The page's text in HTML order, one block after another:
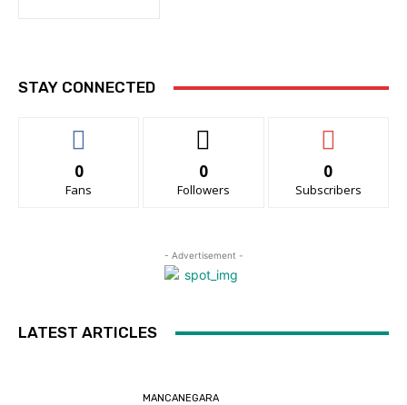
STAY CONNECTED
0
Fans
0
Followers
0
Subscribers
- Advertisement -
LATEST ARTICLES
MANCANEGARA